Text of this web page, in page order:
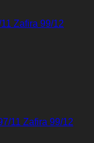
Zafira 99/12